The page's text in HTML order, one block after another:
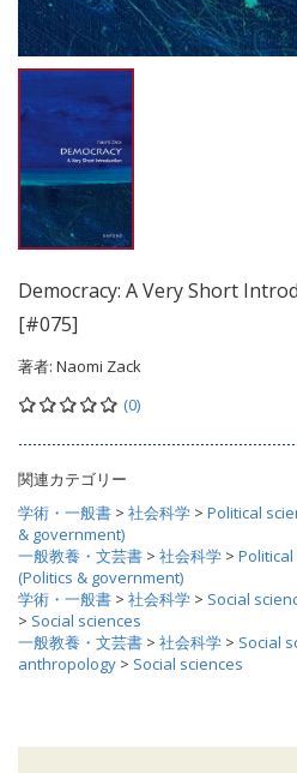
Democracy: A Very Short
[#075]
著者: Naomi Zack
(0)
関連カテゴリー
学術・一般書 > 社会科学 > Political
& government)
一般教養・文芸書 > 社会科学 >
(Politics & government)
学術・一般書 > 社会科学 > Social
> Social sciences
一般教養・文芸書 > 社会科学 > Social
anthropology > Social sciences